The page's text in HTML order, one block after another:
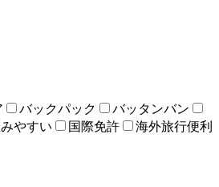
バックパック
バッタンバン
やすい 国際免許
海外旅行便利